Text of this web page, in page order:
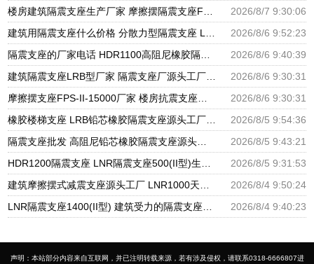
2026/8/7 9:30:06
2026/8/6 9:52:23
2026/8/6 9:40:39
2026/8/6 9:30:31
2026/8/6 9:30:31
2026/8/5 9:54:36
2026/8/5 9:43:21
2026/8/5 9:31:53
2026/8/4 9:50:24
2026/8/4 9:40:23
声明：本站部分内容来自互联网，并已注明转载来源，若有涉及侵权，请联系0318-6666807进